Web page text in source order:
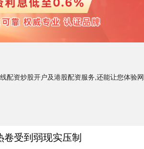
配资炒股开户及港股配资服务,还能让您体验网
受到弱现实压制